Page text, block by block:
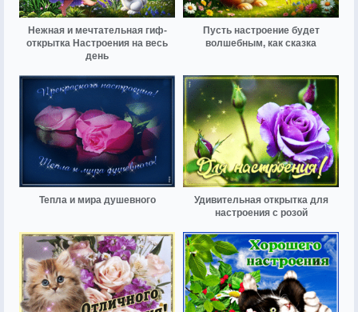
Нежная и мечтательная гиф-
открытка Настроения на весь
день
Пусть настроение будет
волшебным, как сказка
Тепла и мира душевного
Удивительная открытка для
настроения с розой